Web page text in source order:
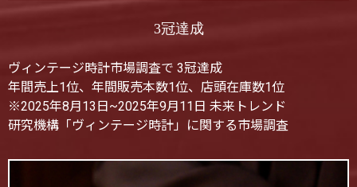
3冠達成
ヴィンテージ時計市場調査で 3冠達成
年間売上1位、年間販売本数1位、店頭在庫数1位
※2025年8月13日~2025年9月11日 未来トレンド
研究機構「ヴィンテージ時計」に関する市場調査